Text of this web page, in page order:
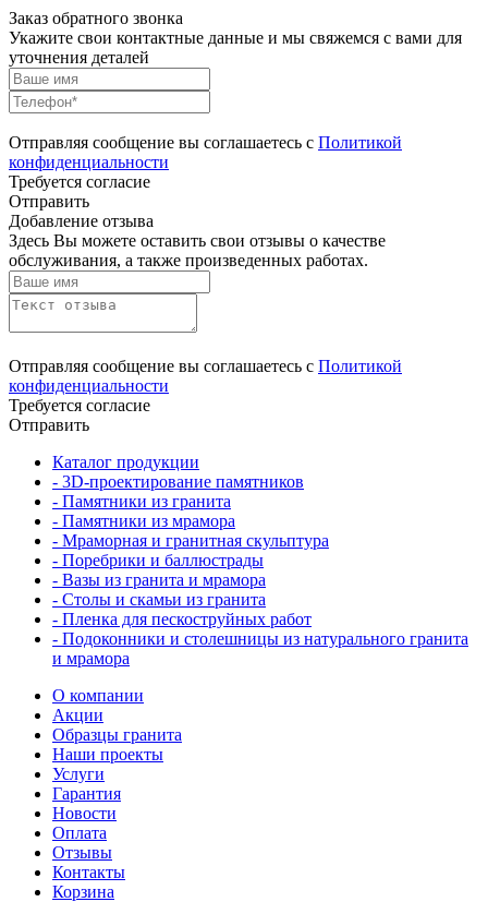
Заказ обратного звонка
Укажите свои контактные данные и мы свяжемся с вами для
уточнения деталей
Отправляя сообщение вы соглашаетесь с Политикой
конфиденциальности
Требуется согласие
Отправить
Добавление отзыва
Здесь Вы можете оставить свои отзывы о качестве
обслуживания, а также произведенных работах.
Отправляя сообщение вы соглашаетесь с Политикой
конфиденциальности
Требуется согласие
Отправить
Каталог продукции
- 3D-проектирование памятников
- Памятники из гранита
- Памятники из мрамора
- Мраморная и гранитная скульптура
- Поребрики и баллюстрады
- Вазы из гранита и мрамора
- Столы и скамьи из гранита
- Пленка для пескоструйных работ
- Подоконники и столешницы из натурального гранита
и мрамора
О компании
Акции
Образцы гранита
Наши проекты
Услуги
Гарантия
Новости
Оплата
Отзывы
Контакты
Корзина